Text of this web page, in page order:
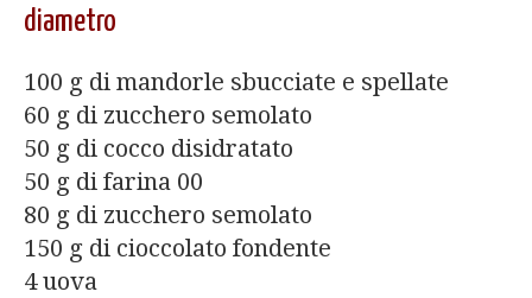
diametro
100 g di mandorle sbucciate e spellate
60 g di zucchero semolato
50 g di cocco disidratato
50 g di farina 00
80 g di zucchero semolato
150 g di cioccolato fondente
4 uova